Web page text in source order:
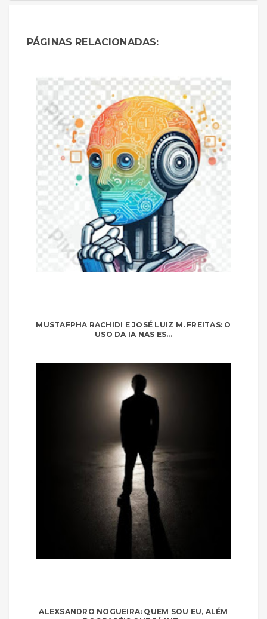
PÁGINAS RELACIONADAS:
MUSTAFPHA RACHIDI E JOSÉ LUIZ M. FREITAS: O
USO DA IA NAS ES...
ALEXSANDRO NOGUEIRA: QUEM SOU EU, ALÉM